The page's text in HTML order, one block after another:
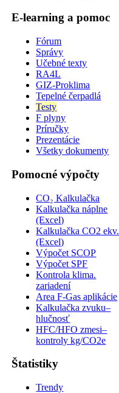
E-learning a pomoc
Fórum
Správy
Učebné texty
RA4L
GIZ-Proklima
Tepelné čerpadlá
Testy
F plyny
Príručky
Prezentácie
Všetky dokumenty
Pomocné výpočty
CO₂ Kalkulačka
Kalkulačka náplne
(Excel)
Kalkulačka CO2 ekv.
(Excel)
Výpočet SCOP
Výpočet SPF
Kontrola klima.
zariadení
Area F-Gas aplikácie
Kalkulačka zvuku–
hlučnosť
HFC/HFO zmesi–
kontroly kg/CO2e
Štatistiky
Trendy